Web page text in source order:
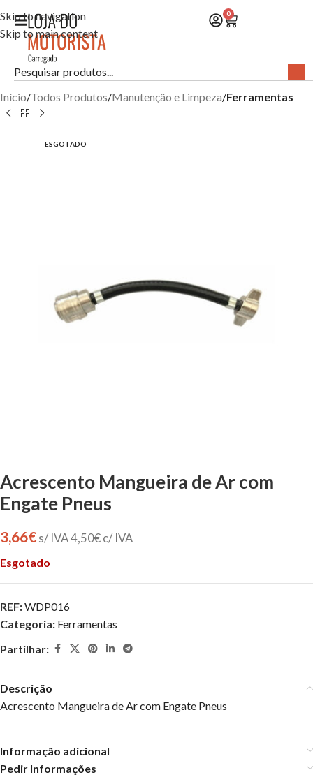
Skip to navigation
Skip to main content
0
Início Todos Produtos Manutenção e Limpeza Ferramentas
ESGOTADO
Acrescento Mangueira de Ar com
Engate Pneus
3,66€ s/ IVA4,50€ c/ IVA
Esgotado
REF:WDP016
Categoria: Ferramentas
Partilhar:
Descrição
Acrescento Mangueira de Ar com Engate Pneus
Informação adicional
Pedir Informações